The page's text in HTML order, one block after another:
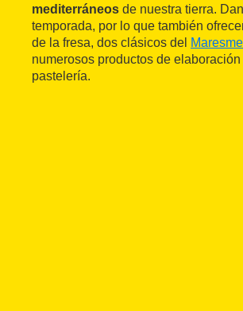
mediterráneos de nuestra tierra.
temporada, por lo que también
de la fresa, dos clásicos del Maresme
numerosos productos de
pastelería.